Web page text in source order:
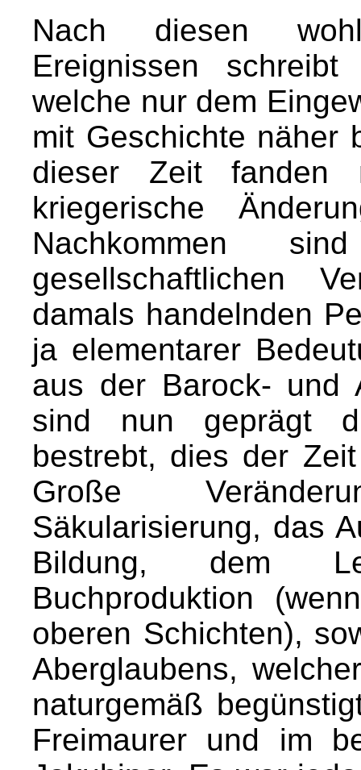
Nach diesen
Ereignissen
welche nur dem
mit Geschichte näher
dieser Zeit fanden
kriegerische
Nachkommen
gesellschaftlichen
damals handelnden
ja elementarer
aus der Barock- und
sind nun geprägt
bestrebt, dies der
Große
Säkularisierung, das
Bildung, dem
Buchproduktion
oberen Schichten),
Aberglaubens,
naturgemäß
Freimaurer und im